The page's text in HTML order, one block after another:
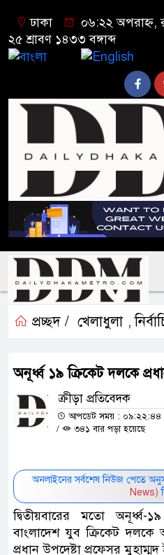
ঢাকা
০৬:২২ অপরাহ্ন,
২৫ শ্রাবণ ১৪৩৩ বঙ্গাব্দ
প্রচ্ছদ / খেলাধুলা ,
অনূর্ধ্ব ১৯ ক্রিকেট দলকে
ক্রীড়া প্রতিবেদক
আপডেট সময় : ০৯:২২:৪৪
/
৩৪১ বার পড়া হয়েছে
অনলাইনের সর্বশেষ নিউজ পেতে
News)
দ্বিতীয়বারের মতো
বাংলাদেশ যুব ক্রিকেট দলকে
প্রধান উপদেষ্টা প্রফেসর